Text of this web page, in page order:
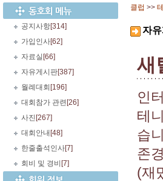
공지사항[314]
가입인사[62]
자료실 [66]
자유게시판[387]
월례대회 [196]
대회참가 관련 [26]
사진 [267]
대회안내 [48]
한줄출석인사[7]
회비 및 경비 [7]
클럽 >>
자
새
인
테
습
존
(재